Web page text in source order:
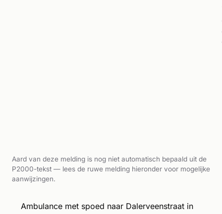
Aard van deze melding is nog niet automatisch bepaald uit de
P2000-tekst — lees de ruwe melding hieronder voor mogelijke
aanwijzingen.
Ambulance met spoed naar Dalerveenstraat in